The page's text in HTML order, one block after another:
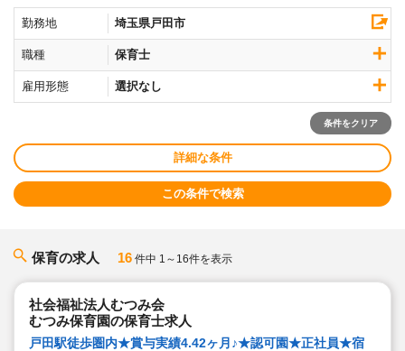
勤務地 埼玉県戸田市
職種 保育士
雇用形態 選択なし
条件をクリア
詳細な条件
この条件で検索
保育の求人 16 件中 1～16件を表示
社会福祉法人むつみ会
むつみ保育園の保育士求人
戸田駅徒歩圏内★賞与実績4.42ヶ月♪★認可園★正社員★宿